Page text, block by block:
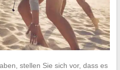
stellen Sie sich vor, dass es